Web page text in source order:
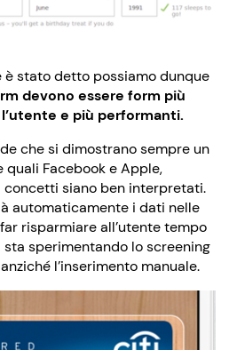
stato detto possiamo dunque
devono essere form più
e più performanti.
che si dimostrano sempre un
Facebook e Apple,
siano ben interpretati.
automaticamente i dati nelle
risparmiare all’utente tempo
sperimentando lo screening
l’inserimento manuale.